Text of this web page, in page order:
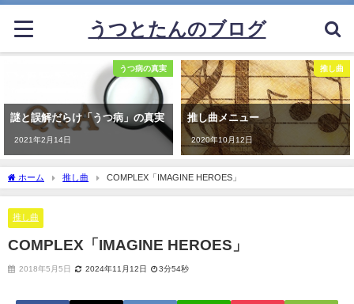
うつとたんのブログ
うつ病の真実
謎と誤解だらけ「うつ病」の真実
2021年2月14日
推し曲
推し曲メニュー
2020年10月12日
ホーム 推し曲 COMPLEX「IMAGINE HEROES」
推し曲
COMPLEX「IMAGINE HEROES」
2018年5月5日 2024年11月12日 3分54秒